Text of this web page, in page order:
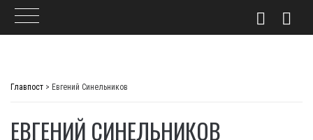
Главпост > Евгений Синельников
ЕВГЕНИЙ СИНЕЛЬНИКОВ